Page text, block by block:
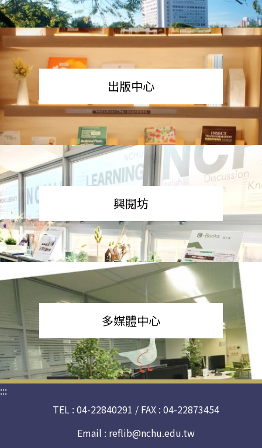
出版中心
興閱坊
多媒體中心
:::
TEL : 04-22840291 / FAX : 04-22873454
Email : reflib@nchu.edu.tw